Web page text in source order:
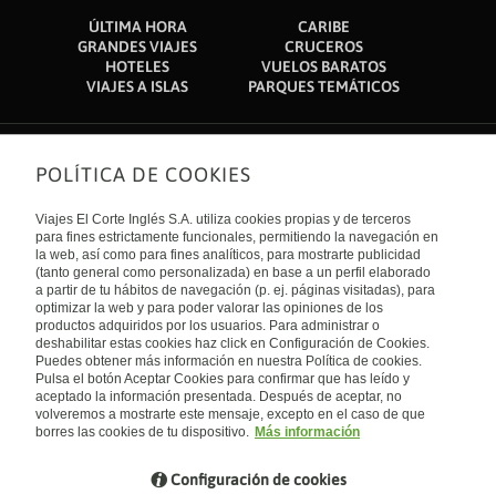
ÚLTIMA HORA
CARIBE
GRANDES VIAJES
CRUCEROS
HOTELES
VUELOS BARATOS
VIAJES A ISLAS
PARQUES TEMÁTICOS
Sobre nosotros
Quiénes somos
Financiación
Sostenibilidad
Turismo accesible
Tarjeta El Corte Inglés
Trabaja con nosotros
El Corte Inglés
Canal Ético
Enlaces de interés
Guías de viaje
Catálogos
Auto check-in
Condiciones Generales
Política de privacidad
Política de cookies
Accesibilidad
Empresas/ Grupos
Internacional
España
Visita nuestro blog
Blog de Viajes el Corte inglés
POLÍTICA DE COOKIES
Viajes El Corte Inglés S.A. utiliza cookies propias y de terceros
para fines estrictamente funcionales, permitiendo la navegación en
la web, así como para fines analíticos, para mostrarte publicidad
(tanto general como personalizada) en base a un perfil elaborado
a partir de tu hábitos de navegación (p. ej. páginas visitadas), para
optimizar la web y para poder valorar las opiniones de los
productos adquiridos por los usuarios. Para administrar o
deshabilitar estas cookies haz click en Configuración de Cookies.
Puedes obtener más información en nuestra Política de cookies.
Pulsa el botón Aceptar Cookies para confirmar que has leído y
aceptado la información presentada. Después de aceptar, no
volveremos a mostrarte este mensaje, excepto en el caso de que
borres las cookies de tu dispositivo. Más información
Configuración de cookies